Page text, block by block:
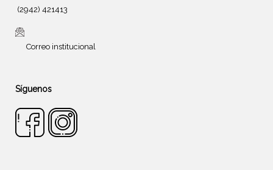
(2942) 421413
Correo institucional
Síguenos